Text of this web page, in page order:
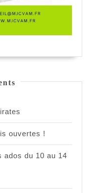
ouvertes !
ados du 10 au 14